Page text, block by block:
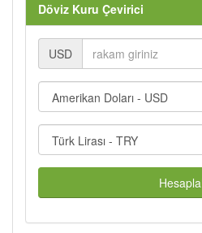
Döviz Kuru Çevirici
USD